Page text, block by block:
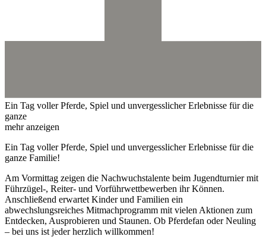
Ein Tag voller Pferde, Spiel und unvergesslicher Erlebnisse für die
ganze
mehr anzeigen
Ein Tag voller Pferde, Spiel und unvergesslicher Erlebnisse für die
ganze Familie!
Am Vormittag zeigen die Nachwuchstalente beim Jugendturnier mit
Führzügel-, Reiter- und Vorführwettbewerben ihr Können.
Anschließend erwartet Kinder und Familien ein
abwechslungsreiches Mitmachprogramm mit vielen Aktionen zum
Entdecken, Ausprobieren und Staunen. Ob Pferdefan oder Neuling
– bei uns ist jeder herzlich willkommen!